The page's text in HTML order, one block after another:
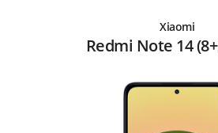
Xiaomi
Redmi Note 14